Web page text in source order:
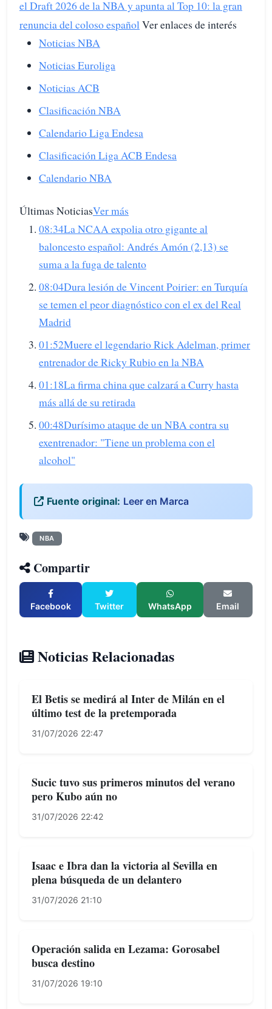
el Draft 2026 de la NBA y apunta al Top 10: la gran
renuncia del coloso españolVer enlaces de interés
Noticias NBA
Noticias Euroliga
Noticias ACB
Clasificación NBA
Calendario Liga Endesa
Clasificación Liga ACB Endesa
Calendario NBA
Últimas NoticiasVer más
08:34La NCAA expolia otro gigante al
baloncesto español: Andrés Amón (2,13) se
suma a la fuga de talento
08:04Dura lesión de Vincent Poirier: en Turquía
se temen el peor diagnóstico con el ex del Real
Madrid
01:52Muere el legendario Rick Adelman, primer
entrenador de Ricky Rubio en la NBA
01:18La firma china que calzará a Curry hasta
más allá de su retirada
00:48Durísimo ataque de un NBA contra su
exentrenador: "Tiene un problema con el
alcohol"
Fuente original: Leer en Marca
NBA
Compartir
Facebook Twitter WhatsApp Email
Noticias Relacionadas
El Betis se medirá al Inter de Milán en el
último test de la pretemporada
31/07/2026 22:47
Sucic tuvo sus primeros minutos del verano
pero Kubo aún no
31/07/2026 22:42
Isaac e Ibra dan la victoria al Sevilla en
plena búsqueda de un delantero
31/07/2026 21:10
Operación salida en Lezama: Gorosabel
busca destino
31/07/2026 19:10